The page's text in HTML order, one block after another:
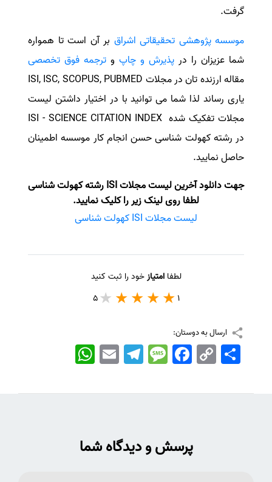
گرفت.
موسسه پژوهشی تحقیقاتی اشراق بر آن است تا همواره
شما عزیزان را در پذیرش و چاپ و ترجمه فوق تخصصی
مقاله ارزنده تان در مجلات ISI, ISC, SCOPUS, PUBMED
یاری رساند لذا شما می توانید با در اختیار داشتن لیست
مجلات تفکیک شده ISI - SCIENCE CITATION INDEX
در رشته کهولت شناسی حسن انجام کار موسسه اطمینان
حاصل نمایید.
جهت دانلود آخرین لیست مجلات ISI رشته کهولت شناسی
لطفا روی لینک زیر را کلیک نمایید.
لیست مجلات ISI کهولت شناسی
لطفاامتیازخود را ثبت کنید
1
5
ارسال به دوستان:
WhatsApp EmailTelegramMessageFacebook Copy
Link
اشتراک
پرسش و دیدگاه شما